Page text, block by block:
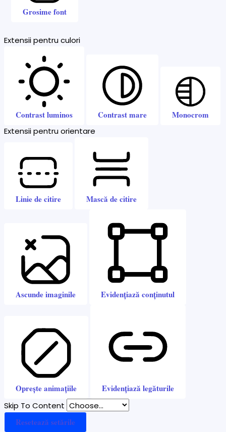
Grosime font
Extensii pentru culori
Contrast luminos Contrast mare Monocrom
Extensii pentru orientare
Linie de citire Mască de citire
Ascunde imaginile Evidențiază conținutul
Oprește animațiile Evidențiază legăturile
Skip To Content
Resetează setările